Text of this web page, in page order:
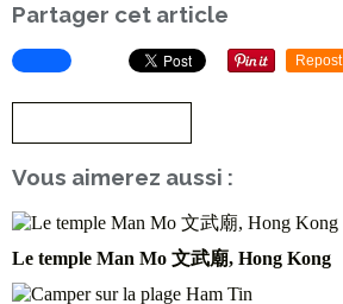
Partager cet article
Repost
Vous aimerez aussi :
Le temple Man Mo 文武廟, Hong Kong